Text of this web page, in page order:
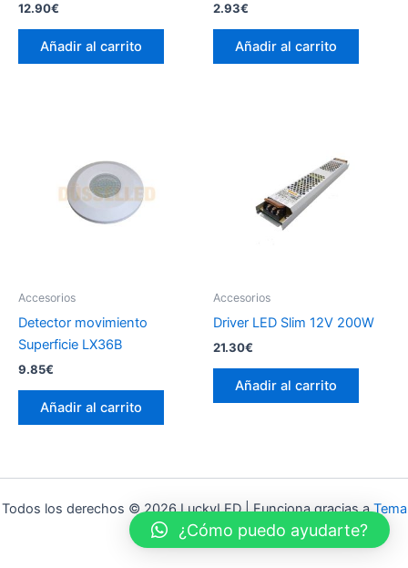
12.90€
Añadir al carrito
2.93€
Añadir al carrito
Accesorios
Detector movimiento
Superficie LX36B
9.85€
Añadir al carrito
Accesorios
Driver LED Slim 12V 200W
21.30€
Añadir al carrito
Todos los derechos © 2026 LuckyLED | Funciona gracias aTema
Astra para WordPress
¿Cómo puedo ayudarte?